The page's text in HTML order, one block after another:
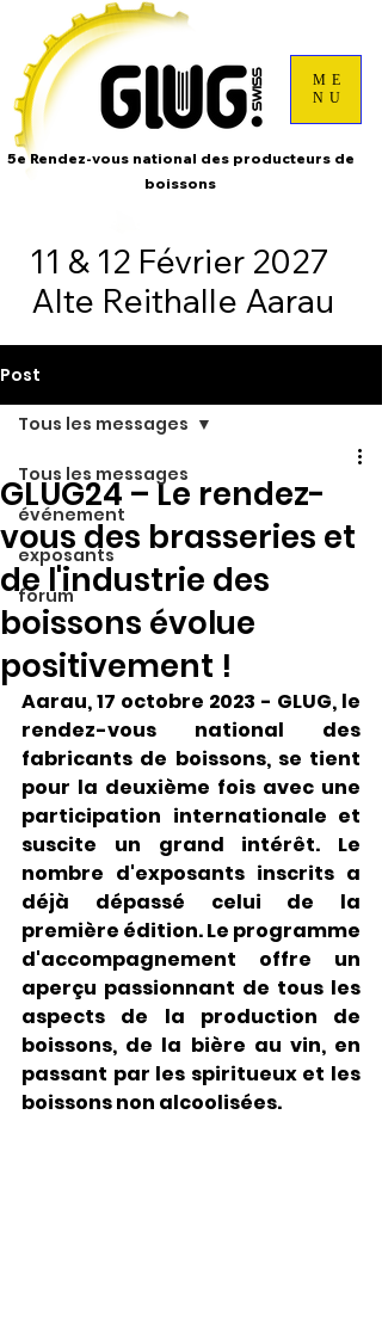
ME
NU
11 & 12 Février 2027
Alte Reithalle Aarau
5e Rendez-vous national des producteurs de
boissons
Post
Tous les messages
événement
exposants
forum
Tous les messages
GLUG24 – Le rendez-
vous des brasseries et
de l'industrie des
boissons évolue
positivement !
Aarau, 17 octobre 2023 - GLUG, le
rendez-vous national des
fabricants de boissons, se tient
pour la deuxième fois avec une
participation internationale et
suscite un grand intérêt. Le
nombre d'exposants inscrits a
déjà dépassé celui de la
première édition. Le programme
d'accompagnement offre un
aperçu passionnant de tous les
aspects de la production de
boissons, de la bière au vin, en
passant par les spiritueux et les
boissons non alcoolisées.